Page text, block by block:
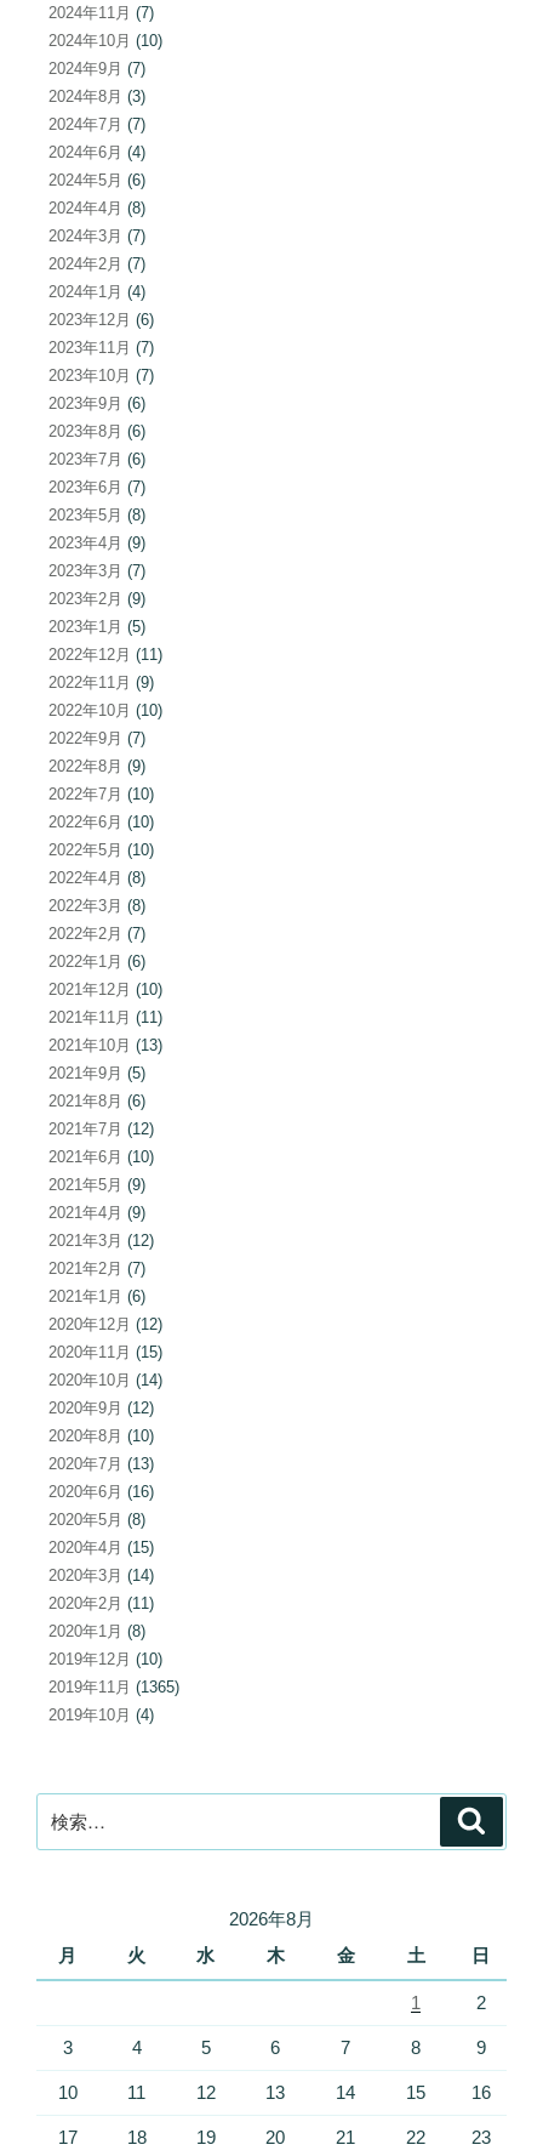
2024年11月 (7)
2024年10月 (10)
2024年9月 (7)
2024年8月 (3)
2024年7月 (7)
2024年6月 (4)
2024年5月 (6)
2024年4月 (8)
2024年3月 (7)
2024年2月 (7)
2024年1月 (4)
2023年12月 (6)
2023年11月 (7)
2023年10月 (7)
2023年9月 (6)
2023年8月 (6)
2023年7月 (6)
2023年6月 (7)
2023年5月 (8)
2023年4月 (9)
2023年3月 (7)
2023年2月 (9)
2023年1月 (5)
2022年12月 (11)
2022年11月 (9)
2022年10月 (10)
2022年9月 (7)
2022年8月 (9)
2022年7月 (10)
2022年6月 (10)
2022年5月 (10)
2022年4月 (8)
2022年3月 (8)
2022年2月 (7)
2022年1月 (6)
2021年12月 (10)
2021年11月 (11)
2021年10月 (13)
2021年9月 (5)
2021年8月 (6)
2021年7月 (12)
2021年6月 (10)
2021年5月 (9)
2021年4月 (9)
2021年3月 (12)
2021年2月 (7)
2021年1月 (6)
2020年12月 (12)
2020年11月 (15)
2020年10月 (14)
2020年9月 (12)
2020年8月 (10)
2020年7月 (13)
2020年6月 (16)
2020年5月 (8)
2020年4月 (15)
2020年3月 (14)
2020年2月 (11)
2020年1月 (8)
2019年12月 (10)
2019年11月 (1365)
2019年10月 (4)
索:
2026年8月
月
火 水 木 金 土 日
1 2
3 4 5 6 7 8 9
10 11 12 13 14 15 16
17 18 19 20 21 22 23